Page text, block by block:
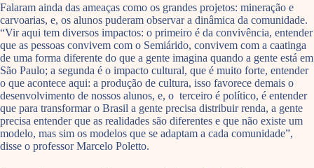
Falaram ainda das ameaças como os grandes projetos: mineração e
carvoarias, e, os alunos puderam observar a dinâmica da comunidade.
“Vir aqui tem diversos impactos: o primeiro é da convivência, entender
que as pessoas convivem com o Semiárido, convivem com a caatinga
de uma forma diferente do que a gente imagina quando a gente está em
São Paulo; a segunda é o impacto cultural, que é muito forte, entender
o que acontece aqui: a produção de cultura, isso favorece demais o
desenvolvimento de nossos alunos, e, o terceiro é político, é entender
que para transformar o Brasil a gente precisa distribuir renda, a gente
precisa entender que as realidades são diferentes e que não existe um
modelo, mas sim os modelos que se adaptam a cada comunidade”,
disse o professor Marcelo Poletto.